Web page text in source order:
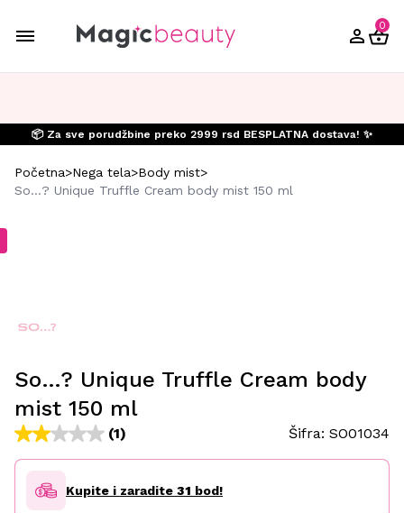
0
📦 Za sve porudžbine preko 2999 rsd BESPLATNA dostava! ✨
Početna>Nega tela>Body mist>
So…? Unique Truffle Cream body mist 150 ml
So…? Unique Truffle Cream body
mist 150 ml
(1) Šifra: SO01034
Kupite i zaradite 31 bod!